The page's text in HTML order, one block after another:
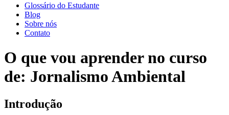
Glossário do Estudante
Blog
Sobre nós
Contato
O que vou aprender no curso
de: Jornalismo Ambiental
Introdução